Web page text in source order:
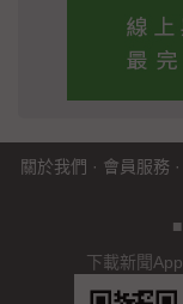
關於我們 · 會員服務 ·
■
下載新聞App